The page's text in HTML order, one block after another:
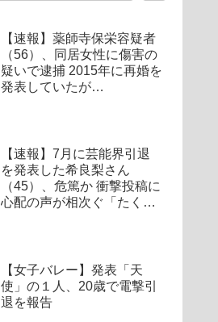
【速報】薬師寺保栄容疑者
（56）、同居女性に傷害の
疑いで逮捕 2015年に再婚を
発表していたが…
【速報】7月に芸能界引退
を発表した希良梨さん
（45）、危篤か 衝撃投稿に
心配の声が相次ぐ「たくさ
【女子バレー】発表「天
使」の１人、20歳で電撃引
退を報告